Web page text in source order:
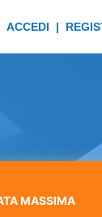
ACCEDI |
MASSIMA